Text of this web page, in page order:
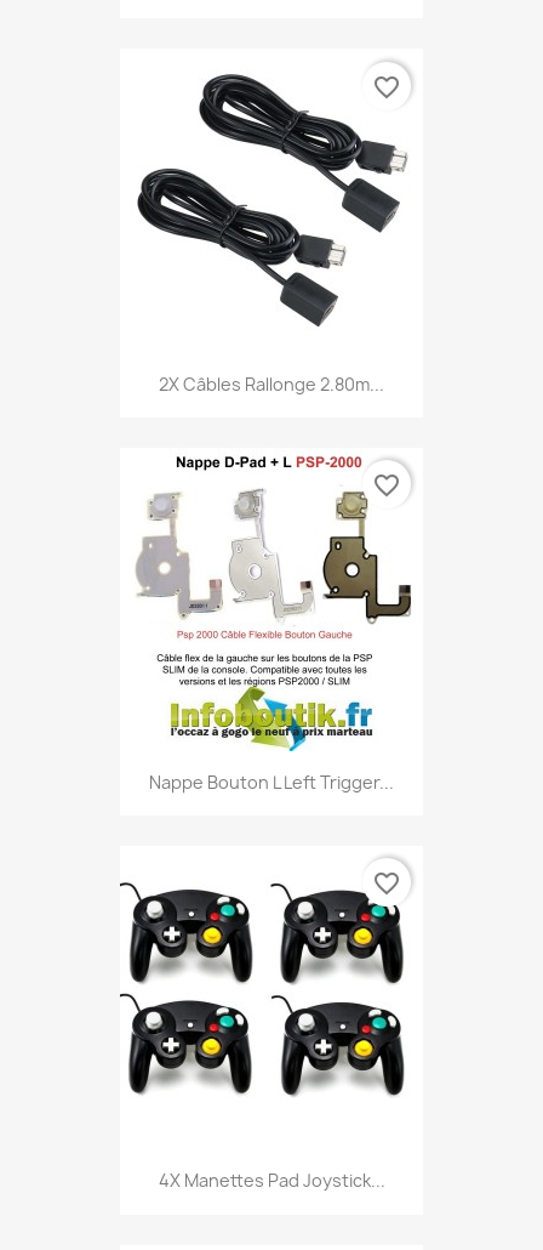
2X Câbles Rallonge 2.80m...
favorite_border
Nappe Bouton L Left Trigger...
favorite_border
4X Manettes Pad Joystick...
favorite_border